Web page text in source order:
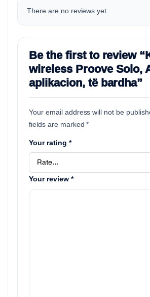
There are no reviews yet.
Be the first to review
wireless Proove Solo,
aplikacion, të bardha”
Your email address will not be
fields are marked*
Your rating *
Your review *